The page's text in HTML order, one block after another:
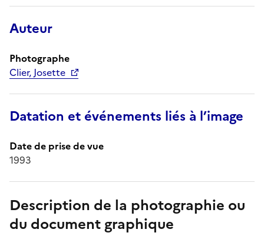
Auteur
Photographe
Clier, Josette
Datation et événements liés à l’image
Date de prise de vue
1993
Description de la photographie ou
du document graphique